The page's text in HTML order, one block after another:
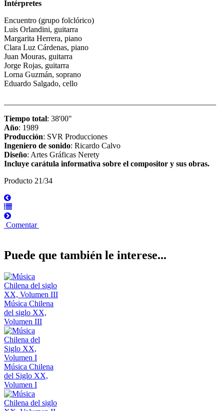
Intérpretes
Encuentro (grupo folclórico)
Luis Orlandini, guitarra
Margarita Herrera, piano
Clara Luz Cárdenas, piano
Juan Mouras, guitarra
Jorge Rojas, guitarra
Lorna Guzmán, soprano
Eduardo Salgado, cello
Tiempo total: 38'00"
Año: 1989
Producción: SVR Producciones
Ingeniero de sonido: Ricardo Calvo
Diseño: Artes Gráficas Nerety
Incluye carátula informativa sobre el compositor y sus obras.
Producto 21/34
Comentar
Puede que también le interese...
Música Chilena
del siglo XX,
Volumen III
Música Chilena
del Siglo XX,
Volumen I